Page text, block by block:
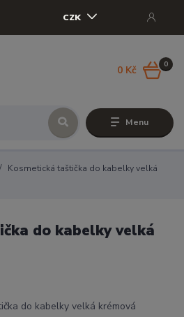
Menu
CZK
0
0 Kč
Kosmetická taštička do kabelky velká
do kabelky velká